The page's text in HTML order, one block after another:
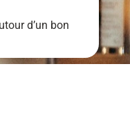
d’un bon